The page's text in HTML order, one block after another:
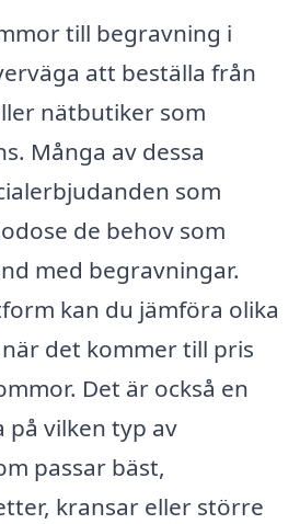
till begravning i
att beställa från
nätbutiker som
Många av dessa
som
de behov som
med begravningar.
kan du jämföra olika
det kommer till pris
Det är också en
på vilken typ av
passar bäst,
kransar eller större